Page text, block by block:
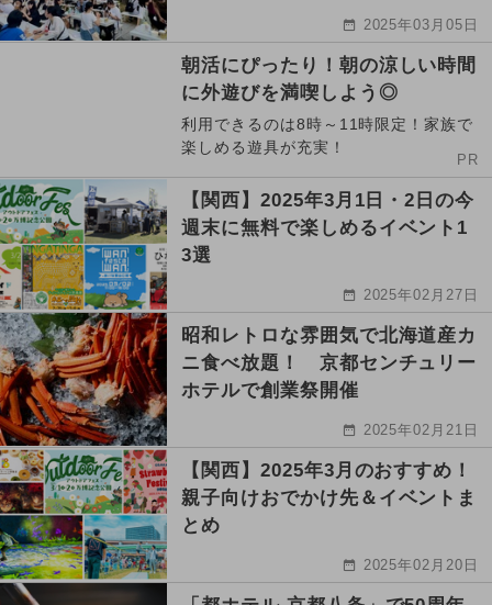
2025年03月05日
朝活にぴったり！朝の涼しい時間
に外遊びを満喫しよう◎
利用できるのは8時～11時限定！家族で
楽しめる遊具が充実！
PR
【関西】2025年3月1日・2日の今
週末に無料で楽しめるイベント1
3選
2025年02月27日
昭和レトロな雰囲気で北海道産カ
ニ食べ放題！ 京都センチュリー
ホテルで創業祭開催
2025年02月21日
【関西】2025年3月のおすすめ！
親子向けおでかけ先＆イベントま
とめ
2025年02月20日